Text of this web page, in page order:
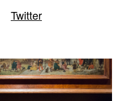
Twitter